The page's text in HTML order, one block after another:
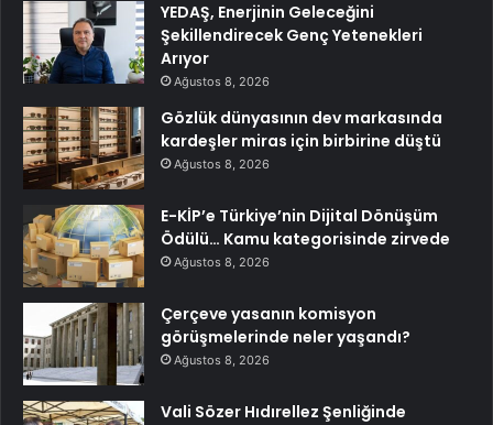
YEDAŞ, Enerjinin Geleceğini
Şekillendirecek Genç Yetenekleri
Arıyor
Ağustos 8, 2026
Gözlük dünyasının dev markasında
kardeşler miras için birbirine düştü
Ağustos 8, 2026
E-KİP’e Türkiye’nin Dijital Dönüşüm
Ödülü… Kamu kategorisinde zirvede
Ağustos 8, 2026
Çerçeve yasanın komisyon
görüşmelerinde neler yaşandı?
Ağustos 8, 2026
Vali Sözer Hıdırellez Şenliğinde